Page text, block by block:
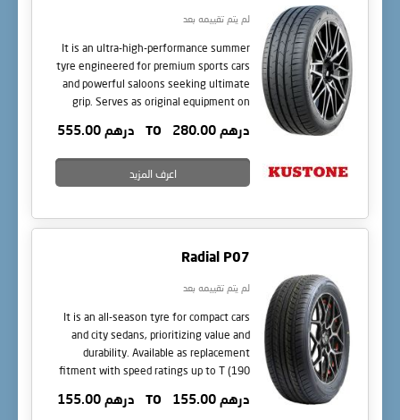
لم يتم تقييمه بعد
It is an ultra-high-performance summer
tyre engineered for premium sports cars
and powerful saloons seeking ultimate
grip. Serves as original equipment on
ratings up to Y (300 km/h). The Passion
P9S elevates braking, cornering, and road
presence to elite levels.
درهم 280.00 درهم 555.00
اعرف المزيد
Radial P07
لم يتم تقييمه بعد
It is an all-season tyre for compact cars
and city sedans, prioritizing value and
durability. Available as replacement
fitment with speed ratings up to T (190
dependable everyday traction, fuel
درهم 155.00 درهم 155.00